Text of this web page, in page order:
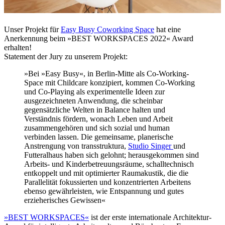
Unser Projekt fürEasy Busy Coworking Space hat eine
Anerkennung beim »BEST WORKSPACES 2022« Award
erhalten!
Statement der Jury zu unserem Projekt:
»Bei »Easy Busy«, in Berlin-Mitte als Co-Working-
Space mit Childcare konzipiert, kommen Co-Working
und Co-Playing als experimentelle Ideen zur
ausgezeichneten Anwendung, die scheinbar
gegensätzliche Welten in Balance halten und
Verständnis fördern, wonach Leben und Arbeit
zusammengehören und sich sozial und human
verbinden lassen. Die gemeinsame, planerische
Anstrengung von transstruktura, Studio Singerund
Futteralhaus haben sich gelohnt; herausgekommen sind
Arbeits- und Kinderbetreuungsräume, schalltechnisch
entkoppelt und mit optimierter Raumakustik, die die
Parallelität fokussierten und konzentrierten Arbeitens
ebenso gewährleisten, wie Entspannung und gutes
erzieherisches Gewissen«
»BEST WORKSPACES« ist der erste internationale Architektur-